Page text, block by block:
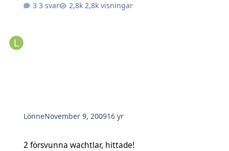
3 svar
2,8k visningar
LönneNovember 9, 200916 yr
2 försvunna wachtlar, hittade!